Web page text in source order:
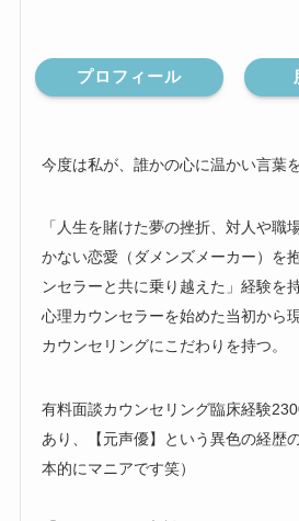
プロフィール
今度は私が、誰かの心に温かい言葉
「人生を賭けた夢の挫折、対人や職
かない恋愛（ダメンズメーカー）を
ンセラーと共に乗り越えた」経験を持
心理カウンセラーを始めた当初から
カウンセリングにこだわりを持つ。
有料面談カウンセリング臨床経験
あり、【元声優】という異色の経歴
本的にマニアです笑）